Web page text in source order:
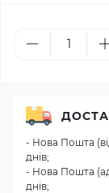
- Нова Пошта
днів;
- Нова Пошта
днів;